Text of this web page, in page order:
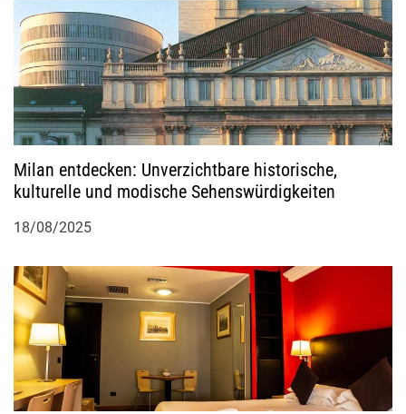
Milan entdecken: Unverzichtbare historische,
kulturelle und modische Sehenswürdigkeiten
18/08/2025